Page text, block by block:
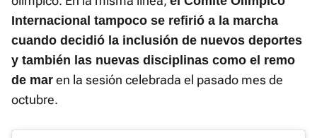
Internacional tampoco se refirió a la marcha
cuando decidió la inclusión de nuevos deportes
y también las nuevas disciplinas como el remo
de mar en la sesión celebrada el pasado mes de
octubre.